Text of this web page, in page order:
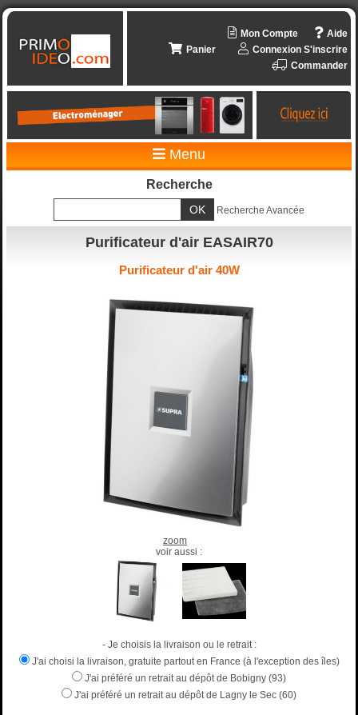
Aide
Mon Compte
Connexion S'inscrire
Panier
Commander
Menu
Recherche
Recherche Avancée
Purificateur d'air EASAIR70
Purificateur d'air 40W
zoom
voir aussi :
- Je choisis la livraison ou le retrait :
J'ai choisi la livraison, gratuite partout en France (à l'exception des îles)
J'ai préféré un retrait au dépôt de Bobigny (93)
J'ai préféré un retrait au dépôt de Lagny le Sec (60)